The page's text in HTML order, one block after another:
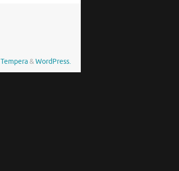
Tempera&WordPress.